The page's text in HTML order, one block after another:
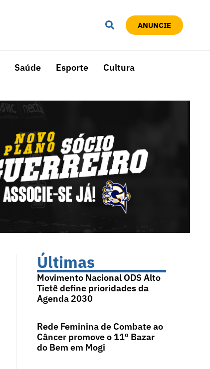
ANUNCIE
Saúde Esporte Cultura
Últimas
Movimento Nacional ODS Alto
Tietê define prioridades da
Agenda 2030
Rede Feminina de Combate ao
Câncer promove o 11º Bazar
do Bem em Mogi